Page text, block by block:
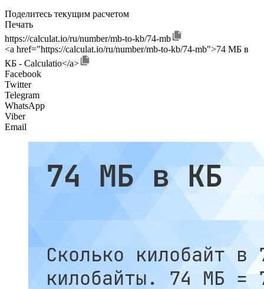
Поделитесь текущим расчетом
Печать
https://calculat.io/ru/number/mb-to-kb/74-mb
<a href="https://calculat.io/ru/number/mb-to-kb/74-mb">74 МБ в
КБ - Calculatio</a>
Facebook
Twitter
Telegram
WhatsApp
Viber
Email